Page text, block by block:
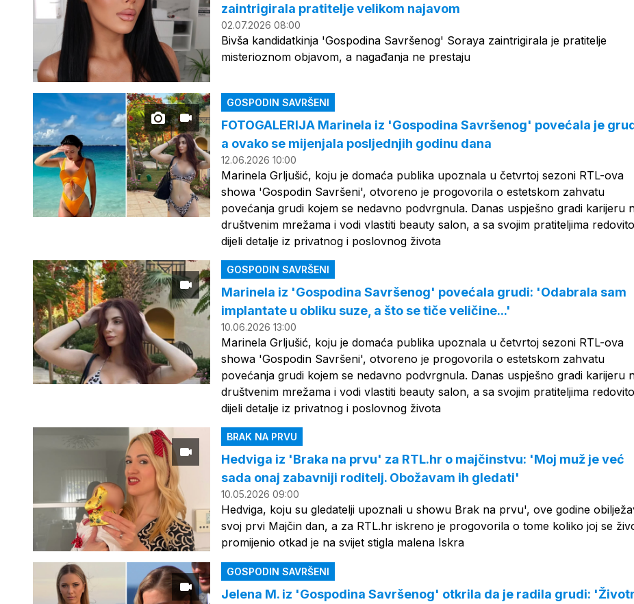
zaintrigirala pratitelje velikom najavom
02.07.2026 08:00
Bivša kandidatkinja 'Gospodina Savršenog' Soraya zaintrigirala je pratitelje
misterioznom objavom, a nagađanja ne prestaju
GOSPODIN SAVRŠENI
FOTOGALERIJA Marinela iz 'Gospodina Savršenog' povećala je
a ovako se mijenjala posljednjih godinu dana
12.06.2026 10:00
Marinela Grljušić, koju je domaća publika upoznala u četvrtoj sezoni RTL-ova
showa 'Gospodin Savršeni', otvoreno je progovorila o estetskom zahvatu
povećanja grudi kojem se nedavno podvrgnula. Danas uspješno gradi karijeru
društvenim mrežama i vodi vlastiti beauty salon, a sa svojim pratiteljima redovito
dijeli detalje iz privatnog i poslovnog života
GOSPODIN SAVRŠENI
Marinela iz 'Gospodina Savršenog' povećala grudi: 'Odabrala sam
implantate u obliku suze, a što se tiče veličine...'
10.06.2026 13:00
Marinela Grljušić, koju je domaća publika upoznala u četvrtoj sezoni RTL-ova
showa 'Gospodin Savršeni', otvoreno je progovorila o estetskom zahvatu
povećanja grudi kojem se nedavno podvrgnula. Danas uspješno gradi karijeru
društvenim mrežama i vodi vlastiti beauty salon, a sa svojim pratiteljima redovito
dijeli detalje iz privatnog i poslovnog života
BRAK NA PRVU
Hedviga iz 'Braka na prvu' za RTL.hr o majčinstvu: 'Moj muž je već
sada onaj zabavniji roditelj. Obožavam ih gledati'
10.05.2026 09:00
Hedviga, koju su gledatelji upoznali u showu Brak na prvu', ove godine
svoj prvi Majčin dan, a za RTL.hr iskreno je progovorila o tome koliko joj se
promijenio otkad je na svijet stigla malena Iskra
GOSPODIN SAVRŠENI
Jelena M. iz 'Gospodina Savršenog' otkrila da je radila grudi: